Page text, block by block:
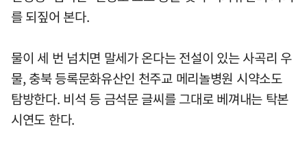
를 되짚어 본다.
물이 세 번 넘치면 말세가 온다는 전설이 있는 사곡리 우
물, 충북 등록문화유산인 천주교 메리놀병원 시약소도
탐방한다. 비석 등 금석문 글씨를 그대로 베껴내는 탁본
시연도 한다.